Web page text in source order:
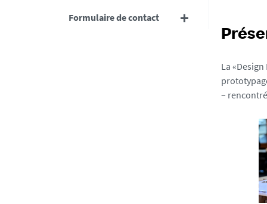
Formulaire de contact
La
–